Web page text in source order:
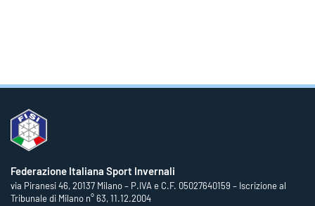
Federazione Italiana Sport Invernali
via Piranesi 46, 20137 Milano – P.IVA e C.F. 05027640159 – Iscrizione al
Tribunale di Milano n° 63, 11.12.2004